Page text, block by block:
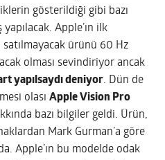
gösterildiği gibi bazı
yapılacak. Apple’ın ilk
satılmayacak ürünü 60 Hz
olması sevindiriyor ancak
yapılsaydı deniyor. Dün de
olasıApple Vision Pro
bazı bilgiler geldi. Ürün,
Mark Gurman’a göre
Apple’ın bu modelde odak